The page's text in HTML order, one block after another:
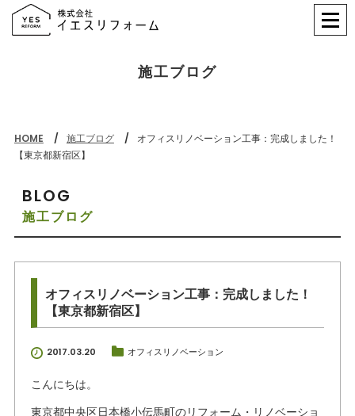
施工ブログ
HOME 施工ブログ
オフィスリノベーション工事：完成しました！
【東京都新宿区】
BLOG
施工ブログ
オフィスリノベーション工事：完成しました！
【東京都新宿区】
2017.03.20 オフィスリノベーション
こんにちは。
東京都中央区日本橋小伝馬町のリフォーム・リノベーショ